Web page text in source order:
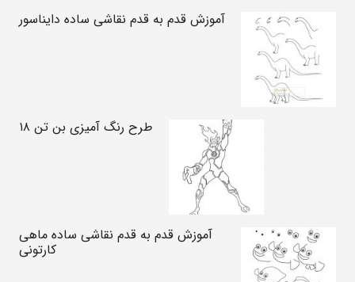
آموزش قدم به قدم نقاشی ساده دایناسور
طرح رنگ آمیزی بن تن ۱۸
آموزش قدم به قدم نقاشی ساده ماهی
کارتونی